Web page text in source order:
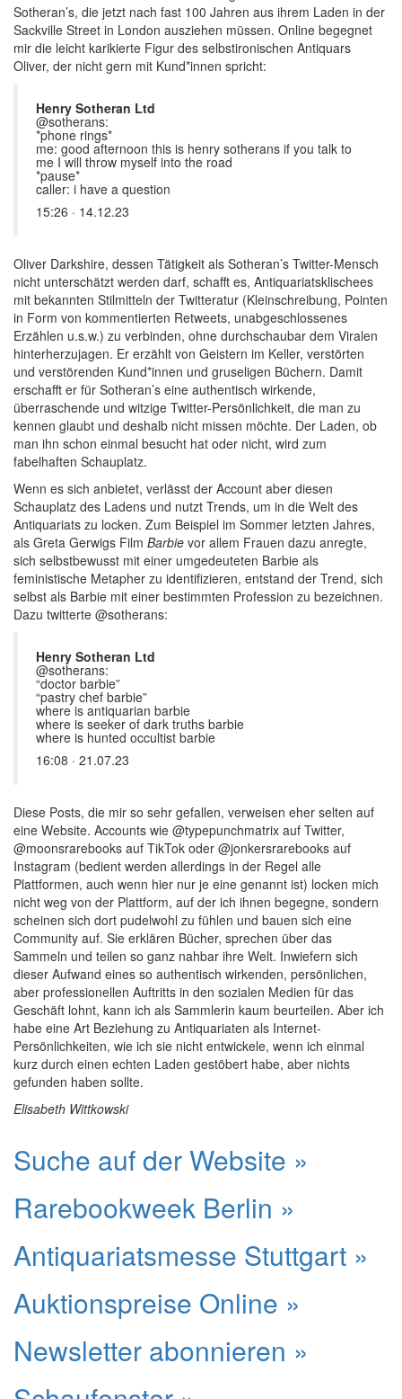
Sotheran’s, die jetzt nach fast 100 Jahren aus ihrem Laden in der
Sackville Street in London ausziehen müssen. Online begegnet
mir die leicht karikierte Figur des selbstironischen Antiquars
Oliver, der nicht gern mit Kund*innen spricht:
Henry Sotheran Ltd
@sotherans:
*phone rings*
me: good afternoon this is henry sotherans if you talk to
me I will throw myself into the road
*pause*
caller: i have a question
15:26 · 14.12.23
Oliver Darkshire, dessen Tätigkeit als Sotheran’s Twitter-Mensch
nicht unterschätzt werden darf, schafft es, Antiquariatsklischees
mit bekannten Stilmitteln der Twitteratur (Kleinschreibung, Pointen
in Form von kommentierten Retweets, unabgeschlossenes
Erzählen u.s.w.) zu verbinden, ohne durchschaubar dem Viralen
hinterherzujagen. Er erzählt von Geistern im Keller, verstörten
und verstörenden Kund*innen und gruseligen Büchern. Damit
erschafft er für Sotheran’s eine authentisch wirkende,
überraschende und witzige Twitter-Persönlichkeit, die man zu
kennen glaubt und deshalb nicht missen möchte. Der Laden, ob
man ihn schon einmal besucht hat oder nicht, wird zum
fabelhaften Schauplatz.
Wenn es sich anbietet, verlässt der Account aber diesen
Schauplatz des Ladens und nutzt Trends, um in die Welt des
Antiquariats zu locken. Zum Beispiel im Sommer letzten Jahres,
als Greta Gerwigs Film Barbie vor allem Frauen dazu anregte,
sich selbstbewusst mit einer umgedeuteten Barbie als
feministische Metapher zu identifizieren, entstand der Trend, sich
selbst als Barbie mit einer bestimmten Profession zu bezeichnen.
Dazu twitterte @sotherans:
Henry Sotheran Ltd
@sotherans:
“doctor barbie”
“pastry chef barbie”
where is antiquarian barbie
where is seeker of dark truths barbie
where is hunted occultist barbie
16:08 · 21.07.23
Diese Posts, die mir so sehr gefallen, verweisen eher selten auf
eine Website. Accounts wie @typepunchmatrix auf Twitter,
@moonsrarebooks auf TikTok oder @jonkersrarebooks auf
Instagram (bedient werden allerdings in der Regel alle
Plattformen, auch wenn hier nur je eine genannt ist) locken mich
nicht weg von der Plattform, auf der ich ihnen begegne, sondern
scheinen sich dort pudelwohl zu fühlen und bauen sich eine
Community auf. Sie erklären Bücher, sprechen über das
Sammeln und teilen so ganz nahbar ihre Welt. Inwiefern sich
dieser Aufwand eines so authentisch wirkenden, persönlichen,
aber professionellen Auftritts in den sozialen Medien für das
Geschäft lohnt, kann ich als Sammlerin kaum beurteilen. Aber ich
habe eine Art Beziehung zu Antiquariaten als Internet-
Persönlichkeiten, wie ich sie nicht entwickele, wenn ich einmal
kurz durch einen echten Laden gestöbert habe, aber nichts
gefunden haben sollte.
Elisabeth Wittkowski
Suche auf der Website »
Rarebookweek Berlin »
Antiquariatsmesse Stuttgart »
Auktionspreise Online »
Newsletter abonnieren »